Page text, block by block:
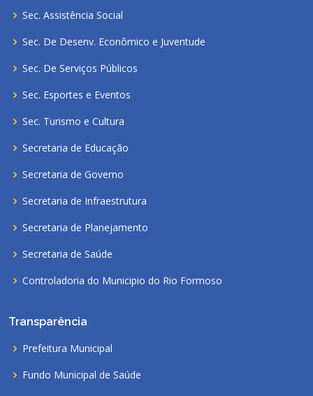
Sec. Assistência Social
Sec. De Desenv. Econômico e Juventude
Sec. De Serviços Públicos
Sec. Esportes e Eventos
Sec. Turismo e Cultura
Secretaria de Educação
Secretaria de Governo
Secretaria de Infraestrutura
Secretaria de Planejamento
Secretaria de Saúde
Controladoria do Municipio do Rio Formoso
Transparência
Prefeitura Municipal
Fundo Municipal de Saúde